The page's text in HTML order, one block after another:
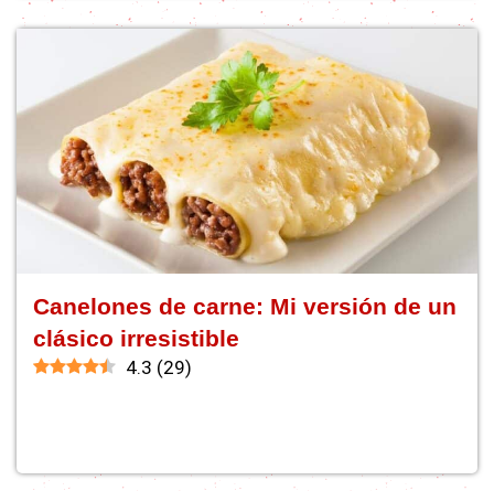
Canelones de carne: Mi versión de un
clásico irresistible
4.3 (29)